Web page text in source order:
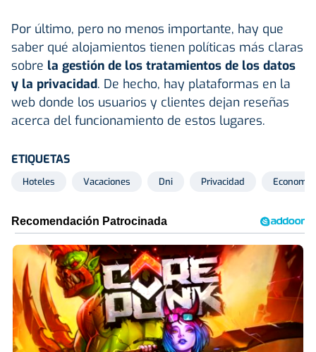
Por último, pero no menos importante, hay que
saber qué alojamientos tienen políticas más claras
sobre la gestión de los tratamientos de los datos
y la privacidad. De hecho, hay plataformas en la
web donde los usuarios y clientes dejan reseñas
acerca del funcionamiento de estos lugares.
ETIQUETAS
Hoteles Vacaciones Dni Privacidad